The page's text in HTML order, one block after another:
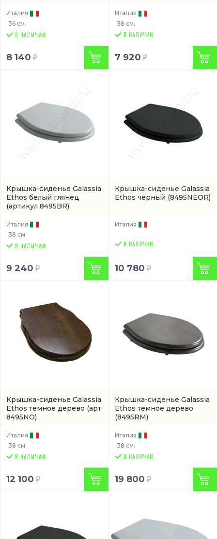
Италия
36 см.
8 140
Италия
38 см.
В НАЛИЧИИ
7 920
Крышка-сиденье Galassia
Ethos белый глянец
(артикул 8495BR)
Италия
38 см.
9 240
Крышка-сиденье Galassia
Ethos черный (8495NEOR)
Италия
В НАЛИЧИИ
10 780
Крышка-сиденье Galassia
Ethos темное дерево (арт.
8495NO)
Италия
38 см.
12 100
Крышка-сиденье Galassia
Ethos темное дерево
(8495RM)
Италия
38 см.
В НАЛИЧИИ
19 800